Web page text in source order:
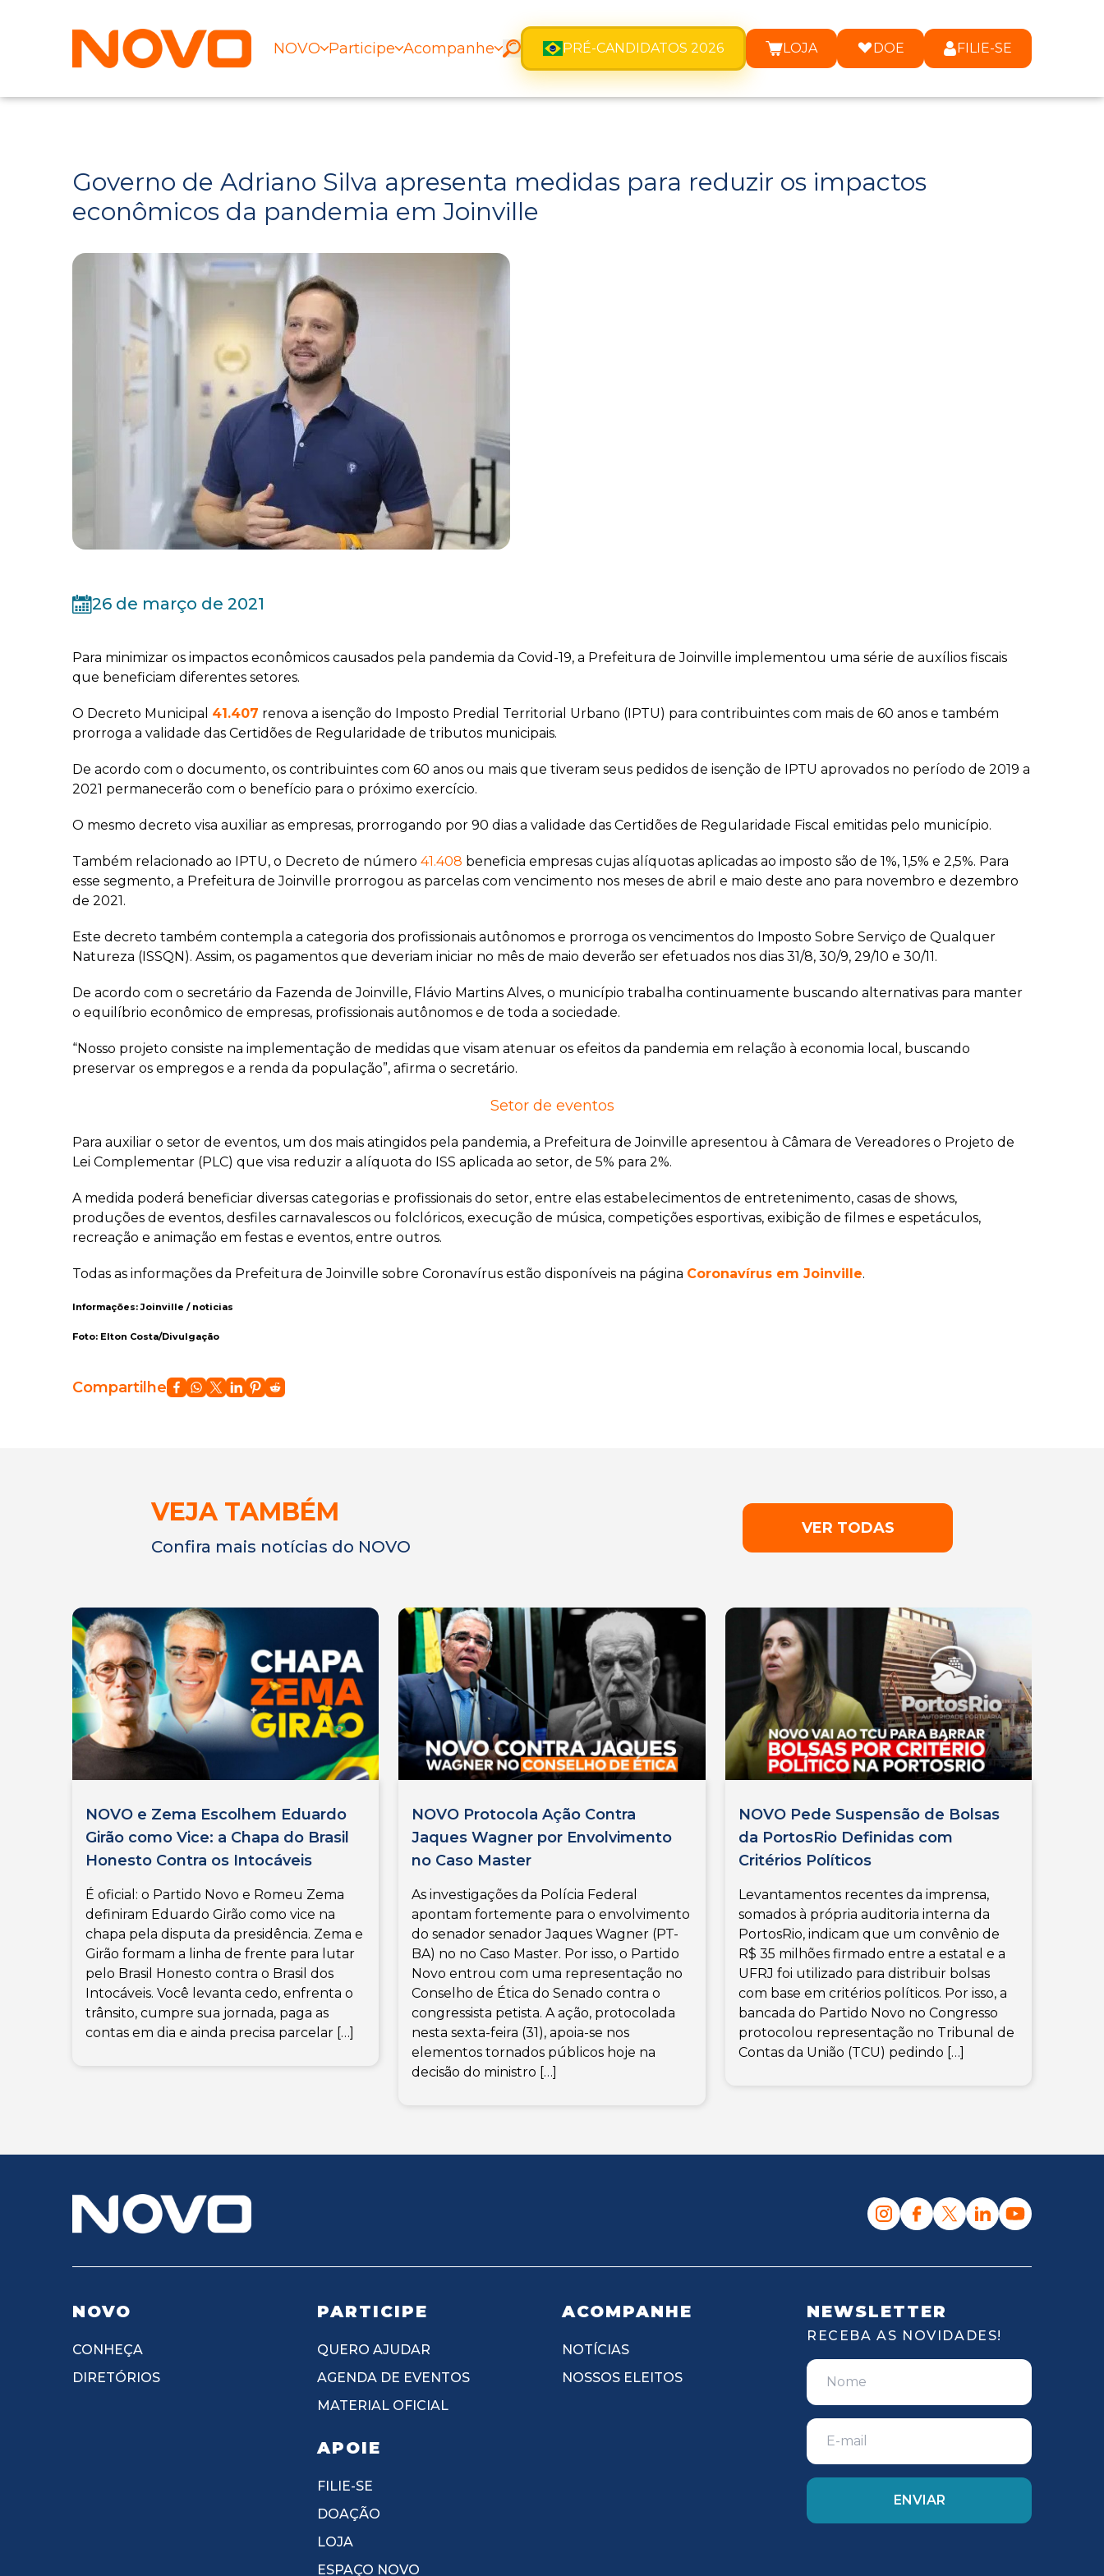
NOVO Participe Acompanhe PRÉ-CANDIDATOS 2026 LOJA DOE FILIE-SE
Governo de Adriano Silva apresenta medidas para reduzir os impactos
econômicos da pandemia em Joinville
26 de março de 2021
Para minimizar os impactos econômicos causados pela pandemia da Covid-19, a Prefeitura de Joinville implementou uma série de auxílios fiscais
que beneficiam diferentes setores.
O Decreto Municipal 41.407 renova a isenção do Imposto Predial Territorial Urbano (IPTU) para contribuintes com mais de 60 anos e também
prorroga a validade das Certidões de Regularidade de tributos municipais.
De acordo com o documento, os contribuintes com 60 anos ou mais que tiveram seus pedidos de isenção de IPTU aprovados no período de 2019 a
2021 permanecerão com o benefício para o próximo exercício.
O mesmo decreto visa auxiliar as empresas, prorrogando por 90 dias a validade das Certidões de Regularidade Fiscal emitidas pelo município.
Também relacionado ao IPTU, o Decreto de número 41.408 beneficia empresas cujas alíquotas aplicadas ao imposto são de 1%, 1,5% e 2,5%. Para
esse segmento, a Prefeitura de Joinville prorrogou as parcelas com vencimento nos meses de abril e maio deste ano para novembro e dezembro
de 2021.
Este decreto também contempla a categoria dos profissionais autônomos e prorroga os vencimentos do Imposto Sobre Serviço de Qualquer
Natureza (ISSQN). Assim, os pagamentos que deveriam iniciar no mês de maio deverão ser efetuados nos dias 31/8, 30/9, 29/10 e 30/11.
De acordo com o secretário da Fazenda de Joinville, Flávio Martins Alves, o município trabalha continuamente buscando alternativas para manter
o equilíbrio econômico de empresas, profissionais autônomos e de toda a sociedade.
“Nosso projeto consiste na implementação de medidas que visam atenuar os efeitos da pandemia em relação à economia local, buscando
preservar os empregos e a renda da população”, afirma o secretário.
Setor de eventos
Para auxiliar o setor de eventos, um dos mais atingidos pela pandemia, a Prefeitura de Joinville apresentou à Câmara de Vereadores o Projeto de
Lei Complementar (PLC) que visa reduzir a alíquota do ISS aplicada ao setor, de 5% para 2%.
A medida poderá beneficiar diversas categorias e profissionais do setor, entre elas estabelecimentos de entretenimento, casas de shows,
produções de eventos, desfiles carnavalescos ou folclóricos, execução de música, competições esportivas, exibição de filmes e espetáculos,
recreação e animação em festas e eventos, entre outros.
Todas as informações da Prefeitura de Joinville sobre Coronavírus estão disponíveis na página Coronavírus em Joinville.
Informações: Joinville / noticias
Foto: Elton Costa/Divulgação
Compartilhe
VEJA TAMBÉM
Confira mais notícias do NOVO
VER TODAS
NOVO e Zema Escolhem Eduardo
Girão como Vice: a Chapa do Brasil
Honesto Contra os Intocáveis
É oficial: o Partido Novo e Romeu Zema
definiram Eduardo Girão como vice na
chapa pela disputa da presidência. Zema e
Girão formam a linha de frente para lutar
pelo Brasil Honesto contra o Brasil dos
Intocáveis. Você levanta cedo, enfrenta o
trânsito, cumpre sua jornada, paga as
contas em dia e ainda precisa parcelar […]
NOVO Protocola Ação Contra
Jaques Wagner por Envolvimento
no Caso Master
As investigações da Polícia Federal
apontam fortemente para o envolvimento
do senador senador Jaques Wagner (PT-
BA) no no Caso Master. Por isso, o Partido
Novo entrou com uma representação no
Conselho de Ética do Senado contra o
congressista petista. A ação, protocolada
nesta sexta-feira (31), apoia-se nos
elementos tornados públicos hoje na
decisão do ministro […]
NOVO Pede Suspensão de Bolsas
da PortosRio Definidas com
Critérios Políticos
Levantamentos recentes da imprensa,
somados à própria auditoria interna da
PortosRio, indicam que um convênio de
R$ 35 milhões firmado entre a estatal e a
UFRJ foi utilizado para distribuir bolsas
com base em critérios políticos. Por isso, a
bancada do Partido Novo no Congresso
protocolou representação no Tribunal de
Contas da União (TCU) pedindo […]
NOVO
CONHEÇA
DIRETÓRIOS
PARTICIPE
QUERO AJUDAR
AGENDA DE EVENTOS
MATERIAL OFICIAL
APOIE
FILIE-SE
DOAÇÃO
LOJA
ESPAÇO NOVO
ACOMPANHE
NOTÍCIAS
NOSSOS ELEITOS
NEWSLETTER
RECEBA AS NOVIDADES!